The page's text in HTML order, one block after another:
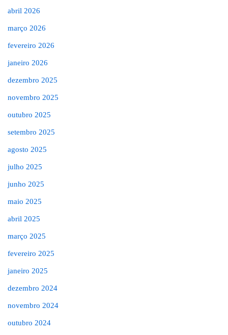
abril 2026
março 2026
fevereiro 2026
janeiro 2026
dezembro 2025
novembro 2025
outubro 2025
setembro 2025
agosto 2025
julho 2025
junho 2025
maio 2025
abril 2025
março 2025
fevereiro 2025
janeiro 2025
dezembro 2024
novembro 2024
outubro 2024